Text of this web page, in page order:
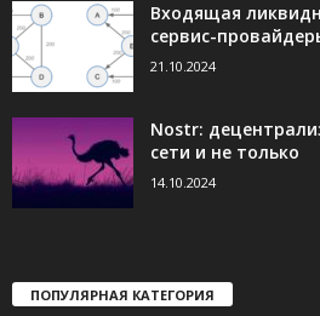
Входящая
сервис-
21.10.2024
Nostr:
сети и не только
14.10.2024
ПОПУЛЯРНАЯ КАТЕГОРИЯ